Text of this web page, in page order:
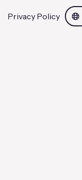
Privacy Policy